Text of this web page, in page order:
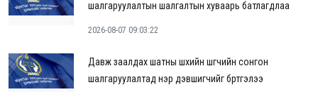
шалгаруулалтын шалгалтын хуваарь батлагдлаа
2026-08-07 09:03:22
Давж заалдах шатны шүүхийн шүүгчийн сонгон
шалгаруулалтад нэр дэвшигчийг бүртгэлээ